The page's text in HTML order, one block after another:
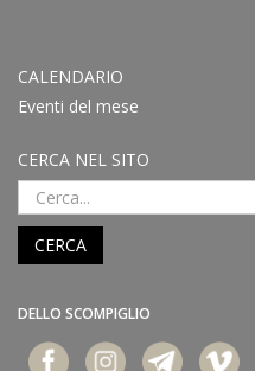
CALENDARIO
Eventi del mese
CERCA NEL SITO
CERCA
DELLO SCOMPIGLIO